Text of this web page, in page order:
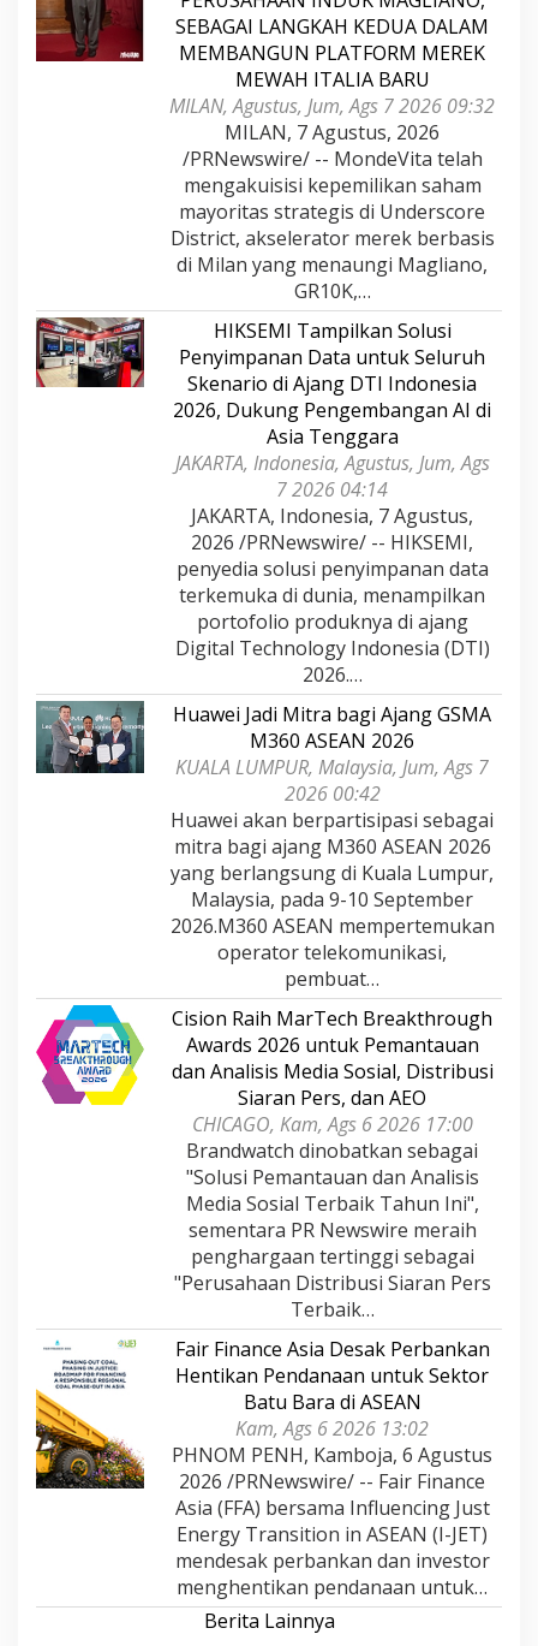
SEBAGAI LANGKAH KEDUA DALAM
MEMBANGUN PLATFORM MEREK
MEWAH ITALIA BARU
MILAN, Agustus, Jum, Ags 7 2026 09:32
MILAN, 7 Agustus, 2026
/PRNewswire/ -- MondeVita telah
mengakuisisi kepemilikan saham
mayoritas strategis di Underscore
District, akselerator merek berbasis
di Milan yang menaungi Magliano,
GR10K,…
HIKSEMI Tampilkan Solusi
Penyimpanan Data untuk Seluruh
Skenario di Ajang DTI Indonesia
2026, Dukung Pengembangan AI di
Asia Tenggara
JAKARTA, Indonesia, Agustus, Jum, Ags
7 2026 04:14
JAKARTA, Indonesia, 7 Agustus,
2026 /PRNewswire/ -- HIKSEMI,
penyedia solusi penyimpanan data
terkemuka di dunia, menampilkan
portofolio produknya di ajang
Digital Technology Indonesia (DTI)
2026.…
Huawei Jadi Mitra bagi Ajang GSMA
M360 ASEAN 2026
KUALA LUMPUR, Malaysia, Jum, Ags 7
2026 00:42
Huawei akan berpartisipasi sebagai
mitra bagi ajang M360 ASEAN 2026
yang berlangsung di Kuala Lumpur,
Malaysia, pada 9-10 September
2026.M360 ASEAN mempertemukan
operator telekomunikasi,
pembuat…
Cision Raih MarTech Breakthrough
Awards 2026 untuk Pemantauan
dan Analisis Media Sosial, Distribusi
Siaran Pers, dan AEO
CHICAGO, Kam, Ags 6 2026 17:00
Brandwatch dinobatkan sebagai
"Solusi Pemantauan dan Analisis
Media Sosial Terbaik Tahun Ini",
sementara PR Newswire meraih
penghargaan tertinggi sebagai
"Perusahaan Distribusi Siaran Pers
Terbaik…
Fair Finance Asia Desak Perbankan
Hentikan Pendanaan untuk Sektor
Batu Bara di ASEAN
Kam, Ags 6 2026 13:02
PHNOM PENH, Kamboja, 6 Agustus
2026 /PRNewswire/ -- Fair Finance
Asia (FFA) bersama Influencing Just
Energy Transition in ASEAN (I-JET)
mendesak perbankan dan investor
menghentikan pendanaan untuk…
Berita Lainnya